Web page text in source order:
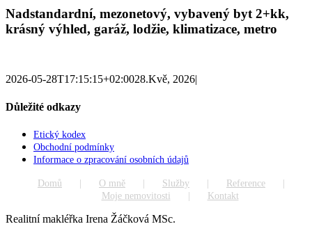
Nadstandardní, mezonetový, vybavený byt 2+kk,
krásný výhled, garáž, lodžie, klimatizace, metro
2026-05-28T17:15:15+02:0028.Kvě, 2026|
Důležité odkazy
Etický kodex
Obchodní podmínky
Informace o zpracování osobních údajů
Domů O mně Služby
Reference
Moje nemovitosti
Kontakt
Realitní makléřka Irena Žáčková MSc.